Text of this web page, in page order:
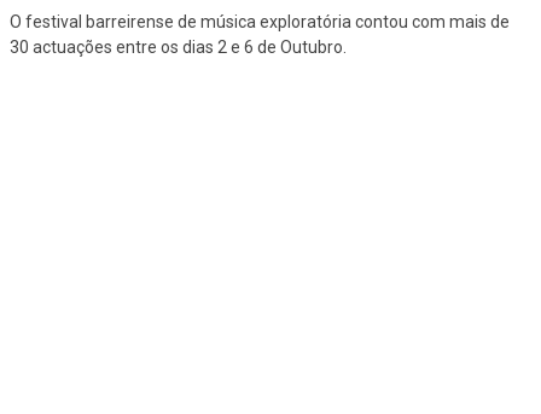
O festival barreirense de música exploratória contou com mais de
30 actuações entre os dias 2 e 6 de Outubro.